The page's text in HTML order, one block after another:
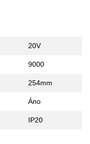
20V
9000
254mm
Áno
IP20